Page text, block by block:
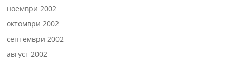
ноември 2002
октомври 2002
септември 2002
август 2002